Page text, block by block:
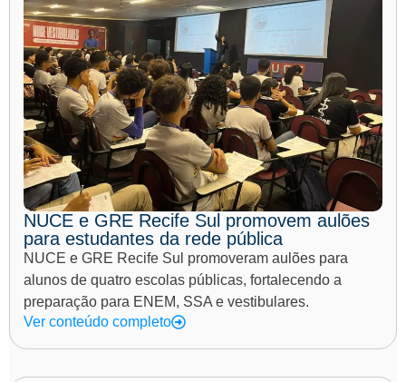
NUCE e GRE Recife Sul promovem aulões
para estudantes da rede pública
NUCE e GRE Recife Sul promoveram aulões para
alunos de quatro escolas públicas, fortalecendo a
preparação para ENEM, SSA e vestibulares.
Ver conteúdo completo